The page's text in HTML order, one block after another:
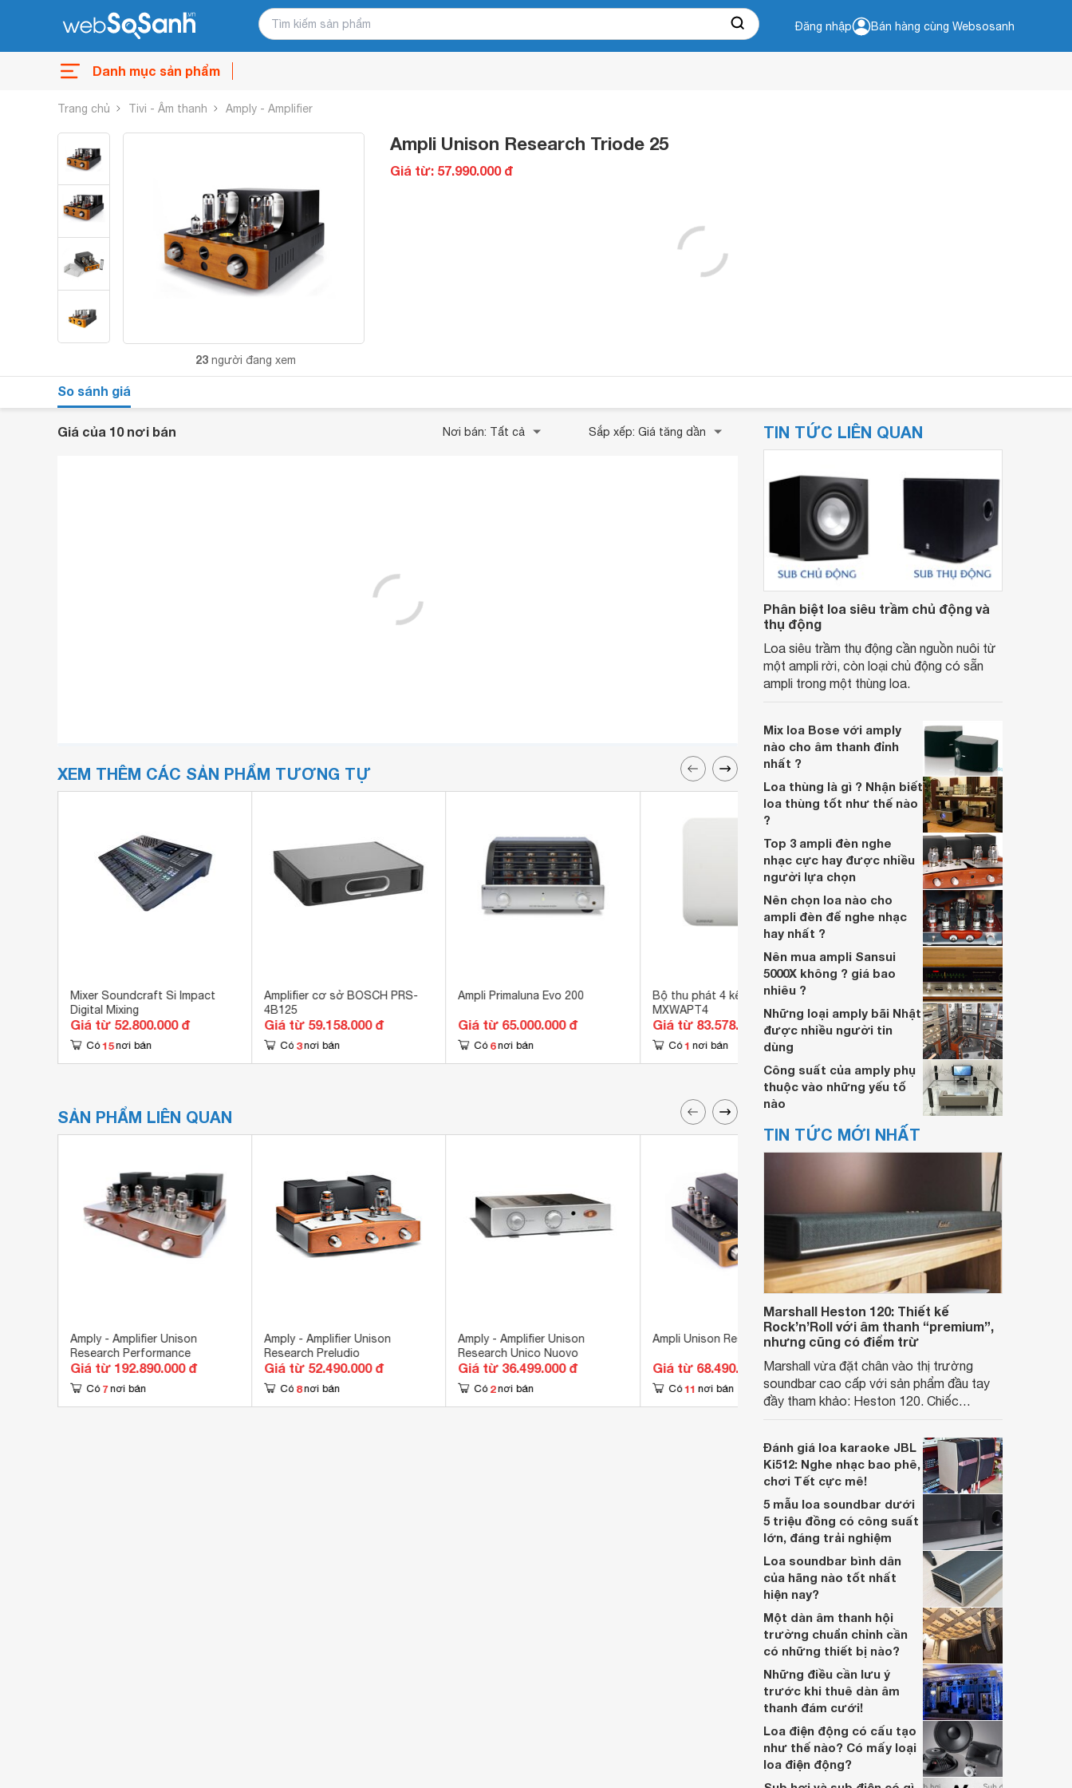
Đăng nhập Bán hàng cùng Websosanh
Danh mục sản phẩm
Trang chủ Tivi - Âm thanh Amply - Amplifier
23 người đang xem
Ampli Unison Research Triode 25
Giá từ: 57.990.000 đ
So sánh giá
Giá của 10 nơi bán Nơi bán: Tất cả Sắp xếp: Giá tăng dần
XEM THÊM CÁC SẢN PHẨM TƯƠNG TỰ
Mixer Soundcraft Si Impact
Digital Mixing
Giá từ 52.800.000 đ
Có 15 nơi bán
Amplifier cơ sở BOSCH PRS-
4B125
Giá từ 59.158.000 đ
Có 3 nơi bán
Ampli Primaluna Evo 200
Giá từ 65.000.000 đ
Có 6 nơi bán
Bộ thu phát 4 kênh Shure
MXWAPT4
Giá từ 83.578.000 đ
Có 1 nơi bán
Ampli Bose PowerShare PS604
Giá từ 55.660.000 đ
SẢN PHẨM LIÊN QUAN
Amply - Amplifier Unison
Research Performance
Giá từ 192.890.000 đ
Có 7 nơi bán
Amply - Amplifier Unison
Research Preludio
Giá từ 52.490.000 đ
Có 8 nơi bán
Amply - Amplifier Unison
Research Unico Nuovo
Giá từ 36.499.000 đ
Có 2 nơi bán
Ampli Unison Research S6
Giá từ 68.490.000 đ
Có 11 nơi bán
Ampli Unison Research Simply
Giá từ 32.000.000 đ
Có 9 nơi bán
TIN TỨC LIÊN QUAN
Phân biệt loa siêu trầm chủ động và
thụ động
Loa siêu trầm thụ động cần nguồn nuôi từ
một ampli rời, còn loại chủ động có sẵn
ampli trong một thùng loa.
Mix loa Bose với amply
nào cho âm thanh đỉnh
nhất ?
Loa thùng là gì ? Nhận biết
loa thùng tốt như thế nào
?
Top 3 ampli đèn nghe
nhạc cực hay được nhiều
người lựa chọn
Nên chọn loa nào cho
ampli đèn để nghe nhạc
hay nhất ?
Nên mua ampli Sansui
5000X không ? giá bao
nhiêu ?
Những loại amply bãi Nhật
được nhiều người tin
dùng
Công suất của amply phụ
thuộc vào những yếu tố
nào
TIN TỨC MỚI NHẤT
Marshall Heston 120: Thiết kế
Rock’n’Roll với âm thanh “premium”,
nhưng cũng có điểm trừ
Marshall vừa đặt chân vào thị trường
soundbar cao cấp với sản phẩm đầu tay
đầy tham khảo: Heston 120. Chiếc
lớn, kết nối đa dạng, mà còn ghi điểm nhờ
“chất Marshall” cùng cấu trúc âm thanh
5.1.2 đầy hứa hẹn.
Đánh giá loa karaoke JBL
Ki512: Nghe nhạc bao phê,
chơi Tết cực mê!
5 mẫu loa soundbar dưới
5 triệu đồng có công suất
lớn, đáng trải nghiệm
Loa soundbar bình dân
của hãng nào tốt nhất
hiện nay?
Một dàn âm thanh hội
trường chuẩn chỉnh cần
có những thiết bị nào?
Những điều cần lưu ý
trước khi thuê dàn âm
thanh đám cưới!
Loa điện động có cấu tạo
như thế nào? Có mấy loại
loa điện động?